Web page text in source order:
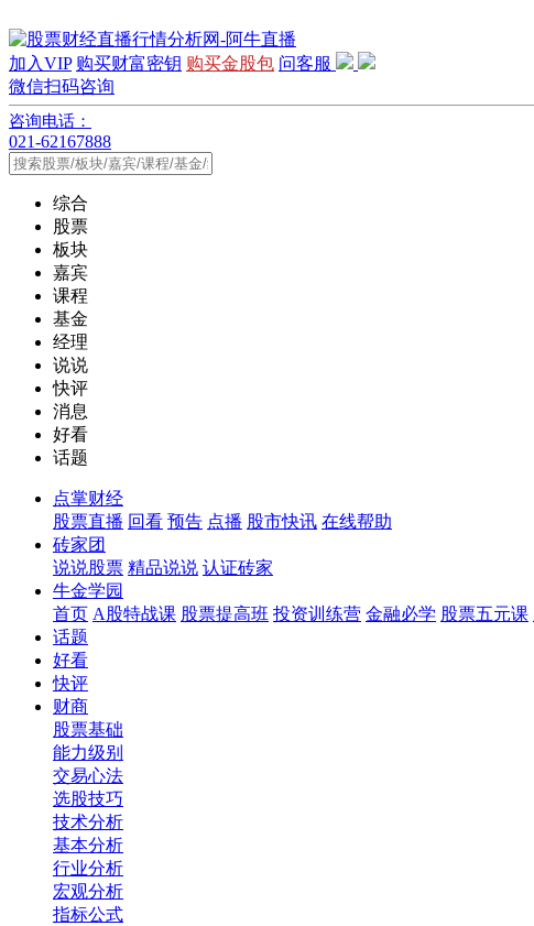
加入VIP 购买财富密钥 购买金股包 问客服
微信扫码咨询
咨询电话：
021-62167888
综合
股票
板块
嘉宾
课程
基金
经理
说说
快评
消息
好看
话题
点掌财经
股票直播 回看 预告 点播 股市快讯 在线帮助
砖家团
说说股票 精品说说 认证砖家
牛金学园
首页 A股特战课 股票提高班 投资训练营 金融必学 股票五元课
话题
好看
快评
财商
股票基础
能力级别
交易心法
选股技巧
技术分析
基本分析
行业分析
宏观分析
指标公式